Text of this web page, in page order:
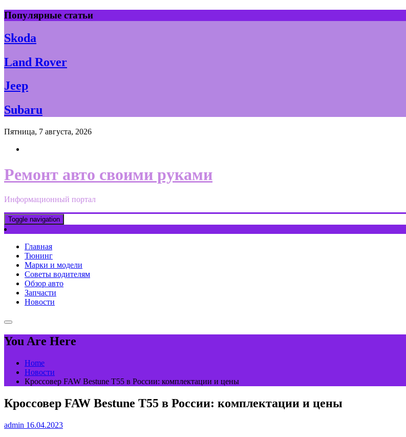
Skip
to
content
Популярные статьи
Skoda
Land Rover
Jeep
Subaru
Пятница, 7 августа, 2026
Ремонт авто своими руками
Информационный портал
Toggle navigation
Главная
Тюнинг
Марки и модели
Советы водителям
Обзор авто
Запчасти
Новости
You Are Here
Home
Новости
Кроссовер FAW Bestune T55 в России: комплектации и цены
Кроссовер FAW Bestune T55 в России: комплектации и цены
admin 16.04.2023